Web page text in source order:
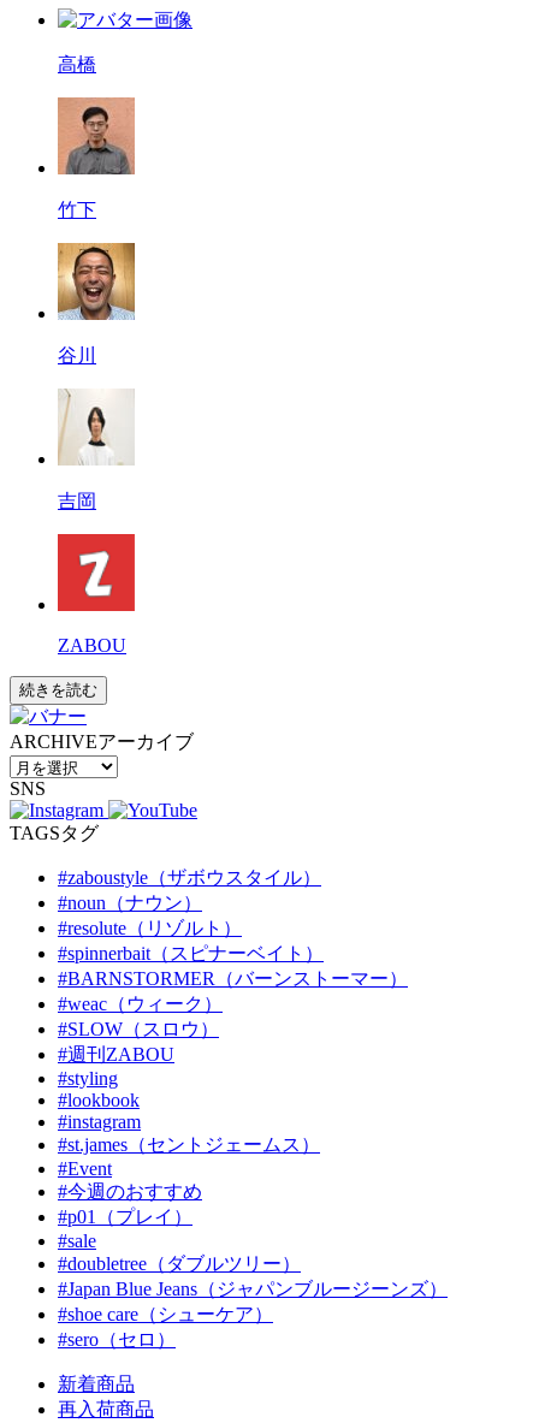
高橋
竹下
谷川
吉岡
ZABOU
続きを読む
ARCHIVEアーカイブ
SNS
TAGSタグ
#zaboustyle（ザボウスタイル）
#noun（ナウン）
#resolute（リゾルト）
#spinnerbait（スピナーベイト）
#BARNSTORMER（バーンストーマー）
#weac（ウィーク）
#SLOW（スロウ）
#週刊ZABOU
#styling
#lookbook
#instagram
#st.james（セントジェームス）
#Event
#今週のおすすめ
#p01（プレイ）
#sale
#doubletree（ダブルツリー）
#Japan Blue Jeans（ジャパンブルージーンズ）
#shoe care（シューケア）
#sero（セロ）
新着商品
再入荷商品